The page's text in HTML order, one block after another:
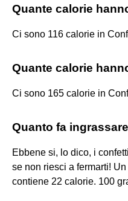
Quante calorie
Ci sono 116 calorie in
Quante calorie
Ci sono 165 calorie in
Quanto fa
Ebbene si, lo dico, i
se non riesci a fermarti!
contiene 22 calorie. 100